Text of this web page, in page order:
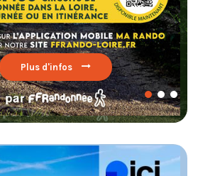
Lire par ici